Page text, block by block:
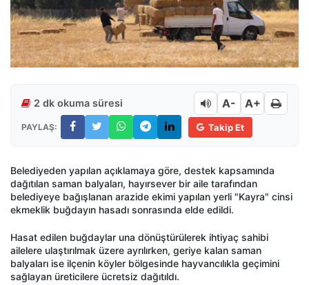
2 dk okuma süresi A- A+
PAYLAŞ: Takip Et
Belediyeden yapılan açıklamaya göre, destek kapsamında
dağıtılan saman balyaları, hayırsever bir aile tarafından
belediyeye bağışlanan arazide ekimi yapılan yerli "Kayra" cinsi
ekmeklik buğdayın hasadı sonrasında elde edildi.
Hasat edilen buğdaylar una dönüştürülerek ihtiyaç sahibi
ailelere ulaştırılmak üzere ayrılırken, geriye kalan saman
balyaları ise ilçenin köyler bölgesinde hayvancılıkla geçimini
sağlayan üreticilere ücretsiz dağıtıldı.